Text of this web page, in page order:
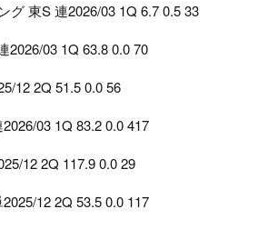
グ 東S 連2026/03 1Q 6.7 0.5 33
2026/03 1Q 63.8 0.0 70
12 2Q 51.5 0.0 56
03 1Q 83.2 0.0 417
12 2Q 117.9 0.0 29
12 2Q 53.5 0.0 117